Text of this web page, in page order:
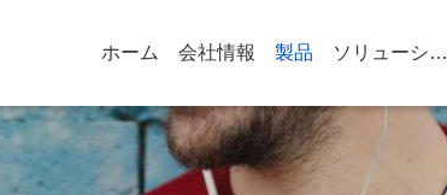
ホーム 会社情報 製品 ソリューション